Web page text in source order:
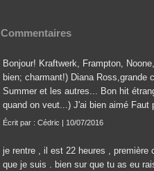
Commentaires
Bonjour! Kraftwerk, Frampton,
bien; charmant!) Diana Ross,grande
Summer et les autres... Bon hit
quand on veut...) J'ai bien aimé Faut
Écrit par : Cédric | 10/07/2016
je rentre , il est 22 heures ,
que je suis . bien sur que tu as eu